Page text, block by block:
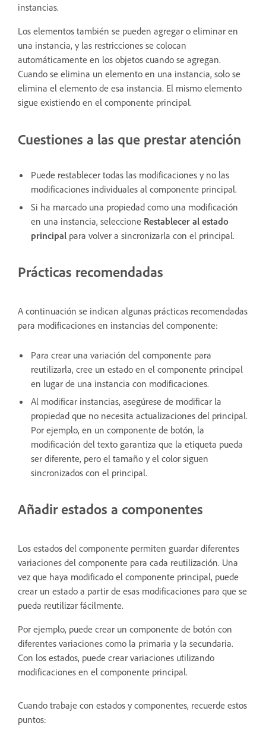
instancias.
Los elementos también se pueden agregar o eliminar en
una instancia, y las restricciones se colocan
automáticamente en los objetos cuando se agregan.
Cuando se elimina un elemento en una instancia, solo se
elimina el elemento de esa instancia. El mismo elemento
sigue existiendo en el componente principal.
Cuestiones a las que prestar atención
Puede restablecer todas las modificaciones y no las
modificaciones individuales al componente principal.
Si ha marcado una propiedad como una modificación
en una instancia, seleccione Restablecer al estado
principal para volver a sincronizarla con el principal.
Prácticas recomendadas
A continuación se indican algunas prácticas recomendadas
para modificaciones en instancias del componente:
Para crear una variación del componente para
reutilizarla, cree un estado en el componente principal
en lugar de una instancia con modificaciones.
Al modificar instancias, asegúrese de modificar la
propiedad que no necesita actualizaciones del principal.
Por ejemplo, en un componente de botón, la
modificación del texto garantiza que la etiqueta pueda
ser diferente, pero el tamaño y el color siguen
sincronizados con el principal.
Añadir estados a componentes
Los estados del componente permiten guardar diferentes
variaciones del componente para cada reutilización. Una
vez que haya modificado el componente principal, puede
crear un estado a partir de esas modificaciones para que se
pueda reutilizar fácilmente.
Por ejemplo, puede crear un componente de botón con
diferentes variaciones como la primaria y la secundaria.
Con los estados, puede crear variaciones utilizando
modificaciones en el componente principal.
Cuando trabaje con estados y componentes, recuerde estos
puntos: